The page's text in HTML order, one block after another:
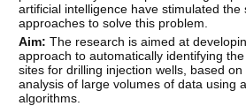
artificial intelligence have stimulated the
approaches to solve this problem.
Aim: The research is aimed at
approach to automatically identifying
sites for drilling injection wells, based
analysis of large volumes of data using
algorithms.